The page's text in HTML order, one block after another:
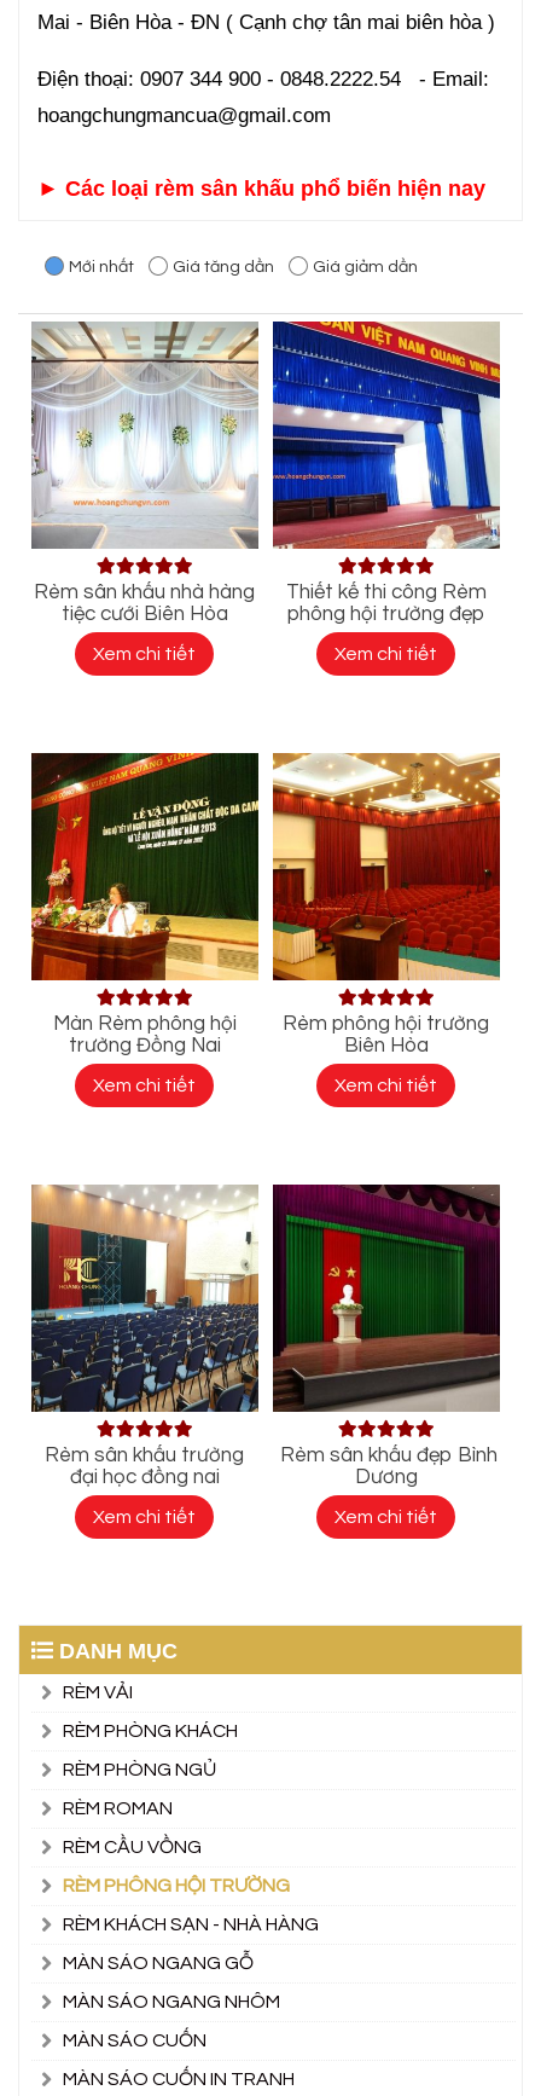
Mai - Biên Hòa - ĐN ( Cạnh chợ tân mai biên hòa )
Điện thoại: 0907 344 900 - 0848.2222.54 - Email:
hoangchungmancua@gmail.com
► Các loại rèm sân khấu phổ biến hiện nay
Mới nhất Giá tăng dần Giá giảm dần
Rèm sân khấu nhà hàng
tiệc cưới Biên Hòa
Xem chi tiết
Thiết kế thi công Rèm
phông hội trường đẹp
Xem chi tiết
Màn Rèm phông hội
trường Đồng Nai
Xem chi tiết
Rèm phông hội trường
Biên Hòa
Xem chi tiết
Rèm sân khấu trường
đại học đồng nai
Xem chi tiết
Rèm sân khấu đẹp Bình
Dương
Xem chi tiết
DANH MỤC
RÈM VẢI
RÈM PHÒNG KHÁCH
RÈM PHÒNG NGỦ
RÈM ROMAN
RÈM CẦU VỒNG
RÈM PHÔNG HỘI TRƯỜNG
RÈM KHÁCH SẠN - NHÀ HÀNG
MÀN SÁO NGANG GỖ
MÀN SÁO NGANG NHÔM
MÀN SÁO CUỐN
MÀN SÁO CUỐN IN TRANH